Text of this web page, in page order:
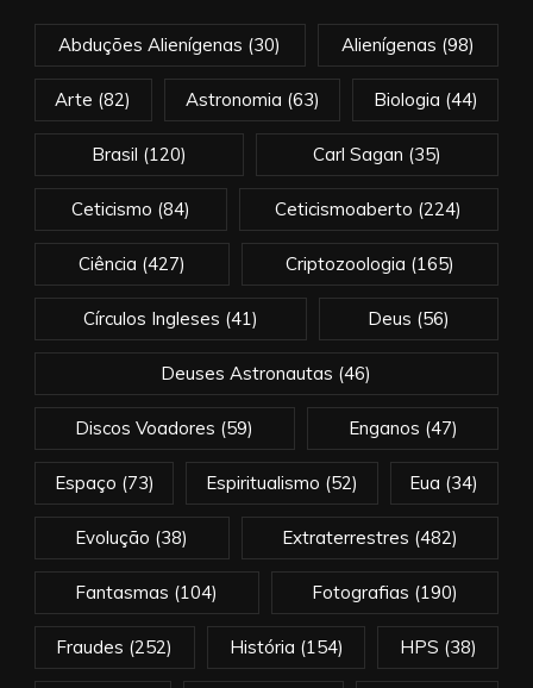
Abduções Alienígenas (30) Alienígenas (98)
Arte (82) Astronomia (63) Biologia (44)
Brasil (120) Carl Sagan (35)
Ceticismo (84) Ceticismoaberto (224)
Ciência (427) Criptozoologia (165)
Círculos Ingleses (41) Deus (56)
Deuses Astronautas (46)
Discos Voadores (59) Enganos (47)
Espaço (73) Espiritualismo (52) Eua (34)
Evolução (38) Extraterrestres (482)
Fantasmas (104) Fotografias (190)
Fraudes (252) História (154) HPS (38)